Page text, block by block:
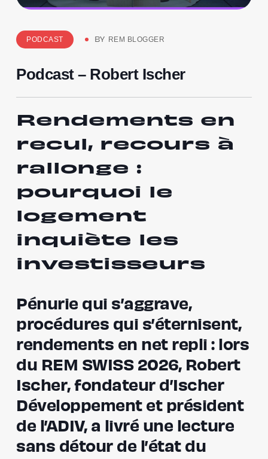
PODCAST BY REM BLOGGER
Podcast – Robert Ischer
Rendements en
recul, recours à
rallonge :
pourquoi le
logement
inquiète les
investisseurs
Pénurie qui s’aggrave,
procédures qui s’éternisent,
rendements en net repli : lors
du REM SWISS 2026, Robert
Ischer, fondateur d’Ischer
Développement et président
de l’ADIV, a livré une lecture
sans détour de l’état du